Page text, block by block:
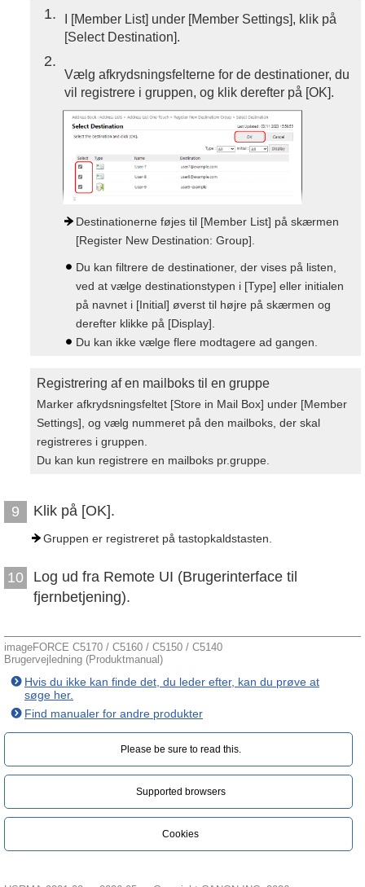
1
I [Member List] under [Member Settings], klik på
[Select Destination].
2
Vælg afkrydsningsfelterne for de destinationer, du
vil registrere i gruppen, og klik derefter på [OK].
Destinationerne føjes til [Member List] på skærmen
[Register New Destination: Group].
Du kan filtrere de destinationer, der vises på listen,
ved at vælge destinationstypen i [Type] eller initialen
på navnet i [Initial] øverst til højre på skærmen og
derefter klikke på [Display].
Du kan ikke vælge flere modtagere ad gangen.
Registrering af en mailboks til en gruppe
Marker afkrydsningsfeltet [Store in Mail Box] under [Member
Settings], og vælg nummeret på den mailboks, der skal
registreres i gruppen.
Du kan kun registrere en mailboks pr.gruppe.
9 Klik på [OK].
Gruppen er registreret på tastopkaldstasten.
10
Log ud fra Remote UI (Brugerinterface til
fjernbetjening).
imageFORCE C5170 / C5160 / C5150 / C5140
Brugervejledning (Produktmanual)
Hvis du ikke kan finde det, du leder efter, kan du prøve at
søge her.
Find manualer for andre produkter
Please be sure to read this.‎
Supported browsers
Cookies